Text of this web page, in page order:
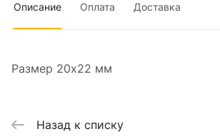
Описание Оплата Доставка
Размер 20х22 мм
Назад к списку